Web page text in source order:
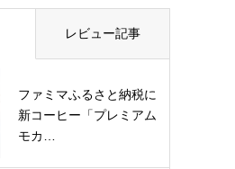
レビュー記事
ファミマふるさと納税に
新コーヒー「プレミアム
モカ…